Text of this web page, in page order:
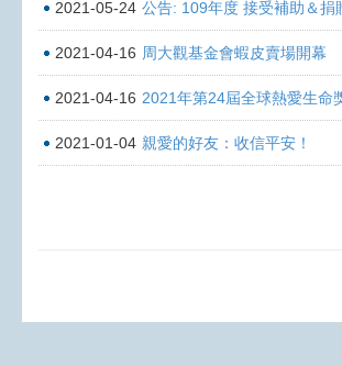
2021-05-24 公告: 109年度 接受補助＆
2021-04-16 周大觀基金會蝦皮賣場開幕
2021-04-16 2021年第24屆全球熱愛生命
2021-01-04 親愛的好友：收信平安！